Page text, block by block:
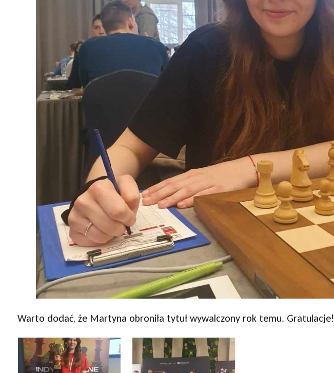
Warto dodać, że Martyna obroniła tytuł wywalczony rok temu. Gratulacje!